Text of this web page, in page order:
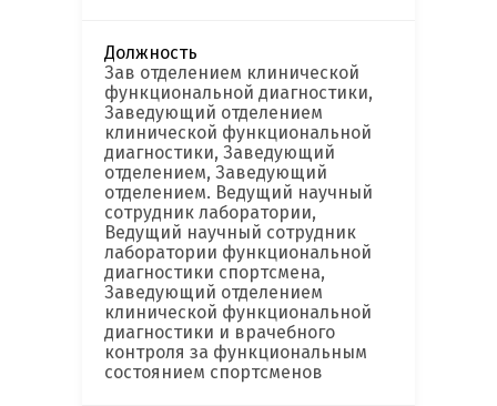
Должность
Зав отделением клинической
функциональной диагностики,
Заведующий отделением
клинической функциональной
диагностики, Заведующий
отделением, Заведующий
отделением. Ведущий научный
сотрудник лаборатории,
Ведущий научный сотрудник
лаборатории функциональной
диагностики спортсмена,
Заведующий отделением
клинической функциональной
диагностики и врачебного
контроля за функциональным
состоянием спортсменов